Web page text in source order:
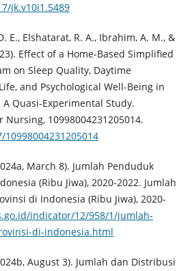
jk.v10i1.5489
E., Elshatarat, R. A., Ibrahim, A. M., &
Effect of a Home-Based Simplified
on Sleep Quality, Daytime
and Psychological Well-Being in
Quasi-Experimental Study.
Nursing, 10998004231205014.
March 8). Jumlah Penduduk
(Ribu Jiwa), 2020-2022. Jumlah
di Indonesia (Ribu Jiwa), 2020-
indicator/12/958/1/jumlah-
di-indonesia.html
August 3). Jumlah dan Distribusi